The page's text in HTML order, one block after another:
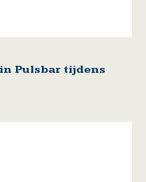
Pulsbar tijdens